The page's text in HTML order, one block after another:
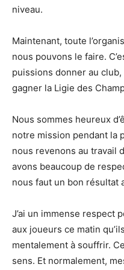
niveau.
Maintenant, toute
nous pouvons le faire.
puissions donner au
gagner la Ligie des
Nous sommes heureux
notre mission pendant la
nous revenons au travail
avons beaucoup de
nous faut un bon résultat
J’ai un immense respect
aux joueurs ce matin
mentalement à souffrir.
sens. Et normalement,